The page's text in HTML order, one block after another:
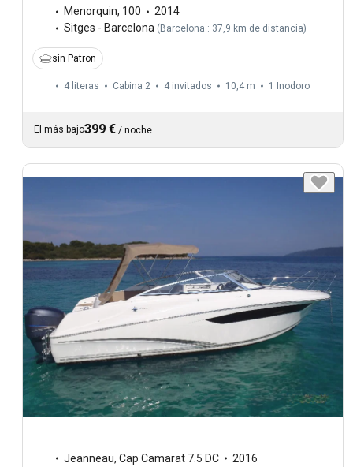
Menorquin, 100
2014
Sitges - Barcelona ( Barcelona : 37,9 km de distancia)
sin Patron
4 literas Cabina 2 4 invitados 10,4 m 1 Inodoro
El más bajo399 € / noche
Jeanneau, Cap Camarat 7.5 DC
2016